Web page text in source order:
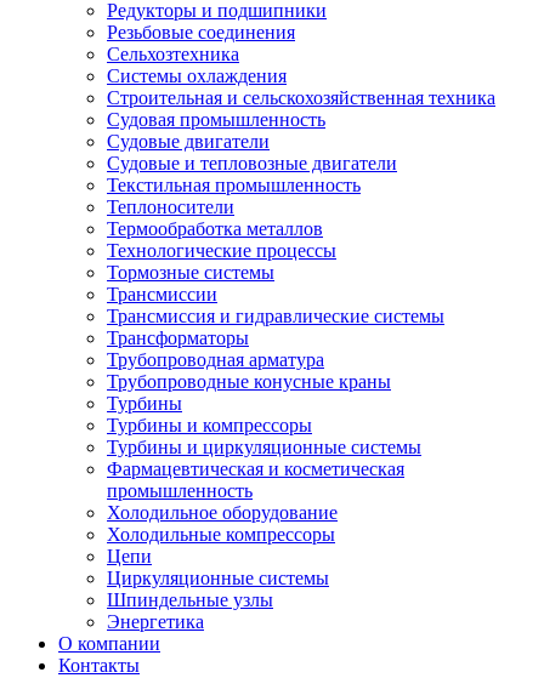
Редукторы и подшипники
Резьбовые соединения
Сельхозтехника
Системы охлаждения
Строительная и сельскохозяйственная техника
Судовая промышленность
Судовые двигатели
Судовые и тепловозные двигатели
Текстильная промышленность
Теплоносители
Термообработка металлов
Технологические процессы
Тормозные системы
Трансмиссии
Трансмиссия и гидравлические системы
Трансформаторы
Трубопроводная арматура
Трубопроводные конусные краны
Турбины
Турбины и компрессоры
Турбины и циркуляционные системы
Фармацевтическая и косметическая
промышленность
Холодильное оборудование
Холодильные компрессоры
Цепи
Циркуляционные системы
Шпиндельные узлы
Энергетика
О компании
Контакты